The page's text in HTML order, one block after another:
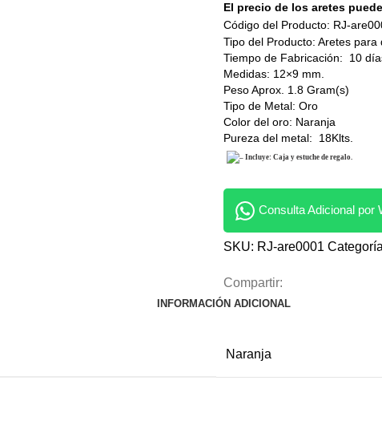
El precio de los aretes
Código del Producto: RJ-
Tipo del Producto: Aretes para
Tiempo de Fabricación: 10
Medidas: 12×9 mm.
Peso Aprox. 1.8 Gram(s)
Tipo de Metal: Oro
Color del oro: Naranja
Pureza del metal: 18Klts.
– Incluye: Caja y estuche de regalo.
Consulta Adicional por
SKU: RJ-are0001
Compartir:
INFORMACIÓN ADICIONAL
Naranja